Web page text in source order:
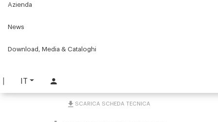
IT
Azienda
News
Download, Media & Cataloghi
Ripiani e accessori
da lavoro
SCARICA SCHEDA TECNICA